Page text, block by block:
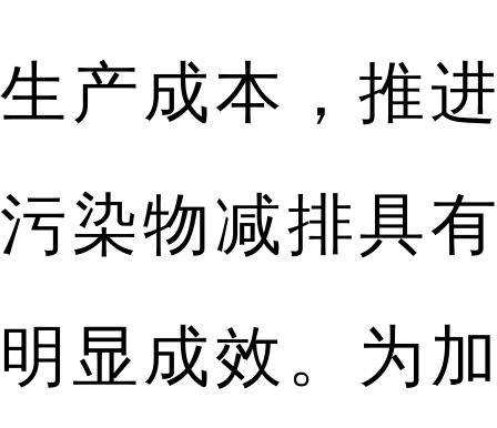
生产成本，推进
污染物减排具有
明显成效。为加